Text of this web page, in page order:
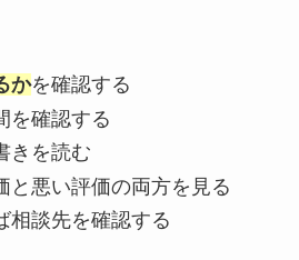
かを確認する
を確認する
きを読む
と悪い評価の両方を見る
相談先を確認する